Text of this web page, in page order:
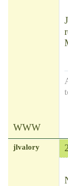
WWW
jlvalory